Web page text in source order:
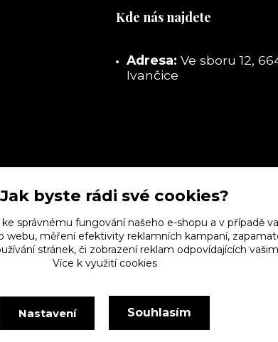
Kde nás najdete
Adresa: Ve sboru 12,
Ivančice
Jak byste rádi své cookies?
správnému fungování našeho e-shopu a v případě
webu, měření efektivity reklamních kampaní,
stránek, či zobrazení reklam odpovídajících
Více k využití cookies
Nastavení Souhlasím